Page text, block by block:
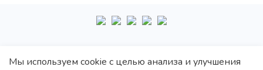
Мы используем cookie с целью анализа и улучшения
+7 495 222-10-87